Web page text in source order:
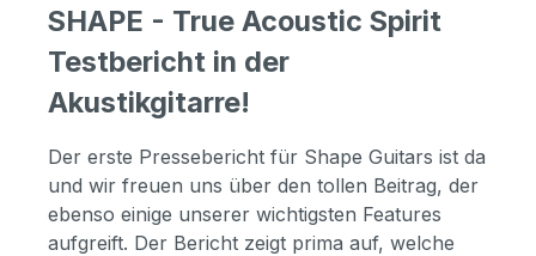
SHAPE - True Acoustic Spirit
Testbericht in der
Akustikgitarre!
Der erste Pressebericht für Shape Guitars ist da
und wir freuen uns über den tollen Beitrag, der
ebenso einige unserer wichtigsten Features
aufgreift. Der Bericht zeigt prima auf, welche